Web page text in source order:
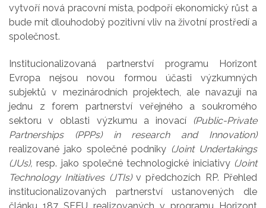
vytvoří nová pracovní místa, podpoří ekonomický růst a
bude mít dlouhodobý pozitivní vliv na životní prostředí a
společnost.
Institucionalizovaná partnerství programu Horizont
Evropa nejsou novou formou účasti výzkumných
subjektů v mezinárodních projektech, ale navazují na
jednu z forem partnerství veřejného a soukromého
sektoru v oblasti výzkumu a inovací
(Public-Private
Partnerships (PPPs) in research and Innovation)
realizované jako společné podniky (Joint Undertakings
(JUs), resp. jako společné technologické iniciativy (Joint
Technology Initiatives (JTIs)v předchozích RP. Přehled
institucionalizovaných partnerství ustanovených dle